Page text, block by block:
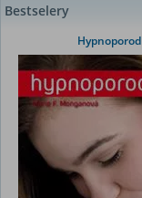
Bestselery
Hypnoporod